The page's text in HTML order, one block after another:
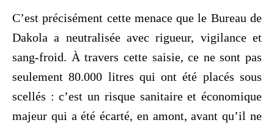
C’est précisément cette menace que le Bureau de
Dakola a neutralisée avec rigueur, vigilance et
sang-froid. À travers cette saisie, ce ne sont pas
seulement 80.000 litres qui ont été placés sous
scellés : c’est un risque sanitaire et économique
majeur qui a été écarté, en amont, avant qu’il ne